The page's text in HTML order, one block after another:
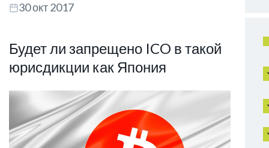
30 окт 2017
Будет ли запрещено ICO в такой
юрисдикции как Япония